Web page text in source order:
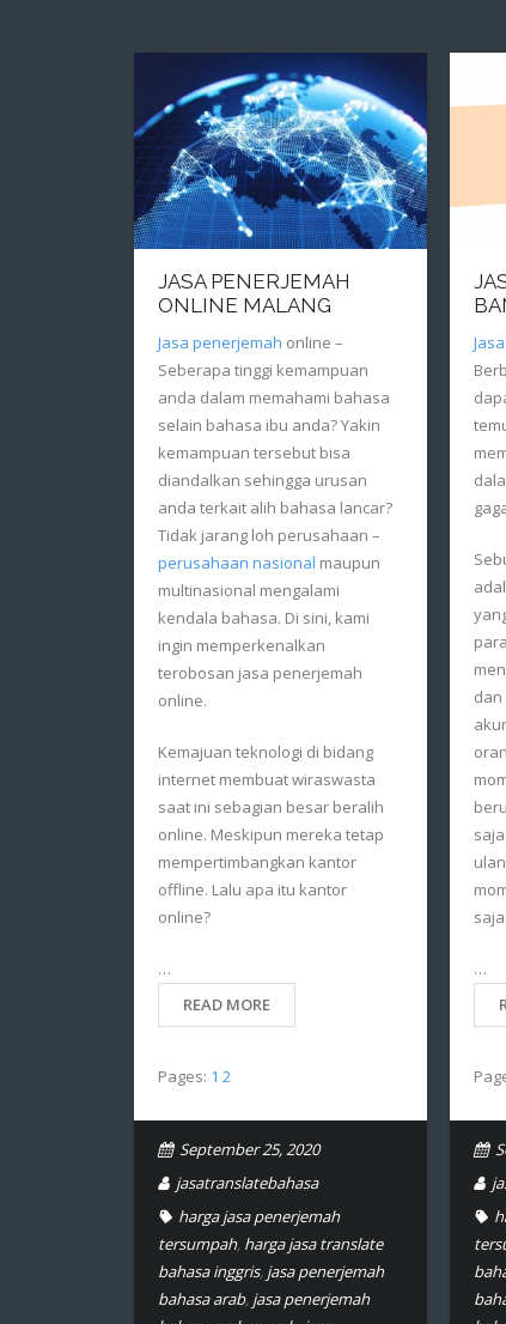
JASA PENERJEMAH
ONLINE MALANG
Jasa penerjemah online –
Seberapa tinggi kemampuan
anda dalam memahami bahasa
selain bahasa ibu anda? Yakin
kemampuan tersebut bisa
diandalkan sehingga urusan
anda terkait alih bahasa lancar?
Tidak jarang loh perusahaan –
perusahaan nasional maupun
multinasional mengalami
kendala bahasa. Di sini, kami
ingin memperkenalkan
terobosan jasa penerjemah
online.
Kemajuan teknologi di bidang
internet membuat wiraswasta
saat ini sebagian besar beralih
online. Meskipun mereka tetap
mempertimbangkan kantor
offline. Lalu apa itu kantor
online?
…
READ MORE
Pages: 1 2
September 25, 2020
jasatranslatebahasa
harga jasa penerjemah
tersumpah, harga jasa translate
bahasa inggris, jasa penerjemah
bahasa arab, jasa penerjemah
dan
…